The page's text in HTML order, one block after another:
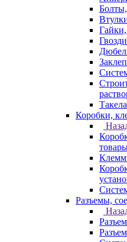
Гвозди
Коробки,
Разъемы,